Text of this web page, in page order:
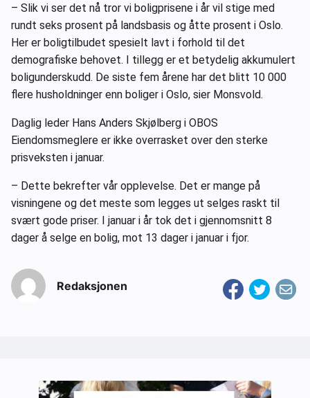
– Slik vi ser det nå tror vi boligprisene i år vil stige med
rundt seks prosent på landsbasis og åtte prosent i Oslo.
Her er boligtilbudet spesielt lavt i forhold til det
demografiske behovet. I tillegg er et betydelig akkumulert
boligunderskudd. De siste fem årene har det blitt 10 000
flere husholdninger enn boliger i Oslo, sier Monsvold.
Daglig leder Hans Anders Skjølberg i OBOS
Eiendomsmeglere er ikke overrasket over den sterke
prisveksten i januar.
– Dette bekrefter vår opplevelse. Det er mange på
visningene og det meste som legges ut selges raskt til
svært gode priser. I januar i år tok det i gjennomsnitt 8
dager å selge en bolig, mot 13 dager i januar i fjor.
Redaksjonen